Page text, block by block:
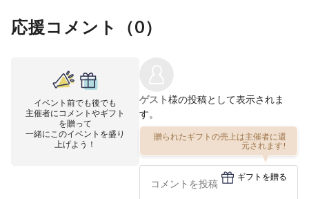
応援コメント（0）
イベント前でも後でも
主催者にコメントやギフト
を贈って
一緒にこのイベントを盛り
上げよう！
ゲスト様の投稿として表示されま
す。
贈られたギフトの売上は主催者に還
元されます!
ギフトを贈る